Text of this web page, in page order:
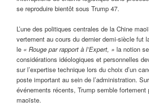
se reproduire bientôt sous Trump 47.
L’une des politiques centrales de la Chine
vertement au cours du dernier demi-siècle fut
le « Rouge par rapport à l’Expert, » la notion
considérations idéologiques et personnelles
sur l’expertise technique lors du choix d’un
poste important au sein de l’administration.
événements récents, Trump semble fortement
maoïste.